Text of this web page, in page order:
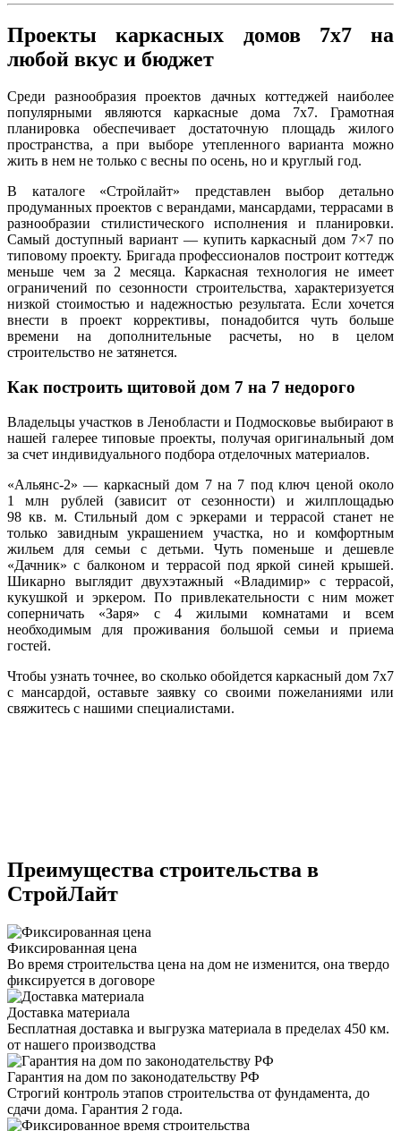
Проекты каркасных домов 7х7 на
любой вкус и бюджет
Среди разнообразия проектов дачных коттеджей наиболее
популярными являются каркасные дома 7х7. Грамотная
планировка обеспечивает достаточную площадь жилого
пространства, а при выборе утепленного варианта можно
жить в нем не только с весны по осень, но и круглый год.
В каталоге «Стройлайт» представлен выбор детально
продуманных проектов с верандами, мансардами, террасами в
разнообразии стилистического исполнения и планировки.
Самый доступный вариант — купить каркасный дом 7×7 по
типовому проекту. Бригада профессионалов построит коттедж
меньше чем за 2 месяца. Каркасная технология не имеет
ограничений по сезонности строительства, характеризуется
низкой стоимостью и надежностью результата. Если хочется
внести в проект коррективы, понадобится чуть больше
времени на дополнительные расчеты, но в целом
строительство не затянется.
Как построить щитовой дом 7 на 7 недорого
Владельцы участков в Ленобласти и Подмосковье выбирают в
нашей галерее типовые проекты, получая оригинальный дом
за счет индивидуального подбора отделочных материалов.
«Альянс-2» — каркасный дом 7 на 7 под ключ ценой около
1 млн рублей (зависит от сезонности) и жилплощадью
98 кв. м. Стильный дом с эркерами и террасой станет не
только завидным украшением участка, но и комфортным
жильем для семьи с детьми. Чуть поменьше и дешевле
«Дачник» с балконом и террасой под яркой синей крышей.
Шикарно выглядит двухэтажный «Владимир» с террасой,
кукушкой и эркером. По привлекательности с ним может
соперничать «Заря» с 4 жилыми комнатами и всем
необходимым для проживания большой семьи и приема
гостей.
Чтобы узнать точнее, во сколько обойдется каркасный дом 7х7
с мансардой, оставьте заявку со своими пожеланиями или
свяжитесь с нашими специалистами.
Преимущества строительства в
СтройЛайт
Фиксированная цена
Во время строительства цена на дом не изменится, она твердо
фиксируется в договоре
Доставка материала
Бесплатная доставка и выгрузка материала в пределах 450 км.
от нашего производства
Гарантия на дом по законодательству РФ
Строгий контроль этапов строительства от фундамента, до
сдачи дома. Гарантия 2 года.